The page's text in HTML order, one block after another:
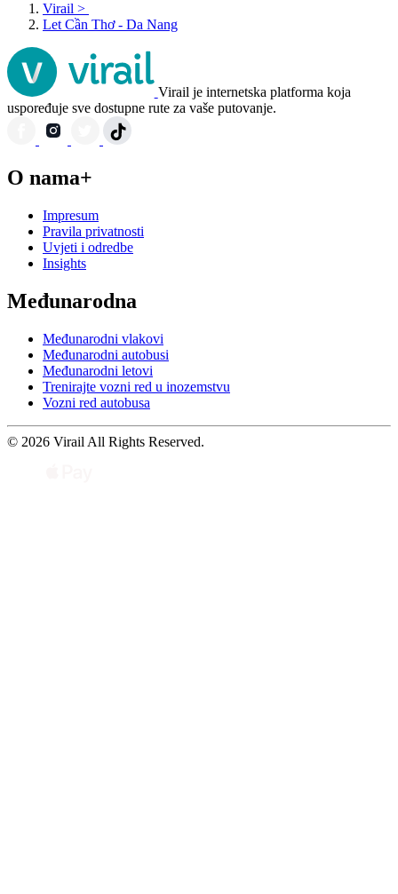
Virail >
Let Cần Thơ - Da Nang
Virail je internetska platforma koja
uspoređuje sve dostupne rute za vaše putovanje.
O nama+
Impresum
Pravila privatnosti
Uvjeti i odredbe
Insights
Međunarodna
Međunarodni vlakovi
Međunarodni autobusi
Međunarodni letovi
Trenirajte vozni red u inozemstvu
Vozni red autobusa
© 2026 Virail All Rights Reserved.